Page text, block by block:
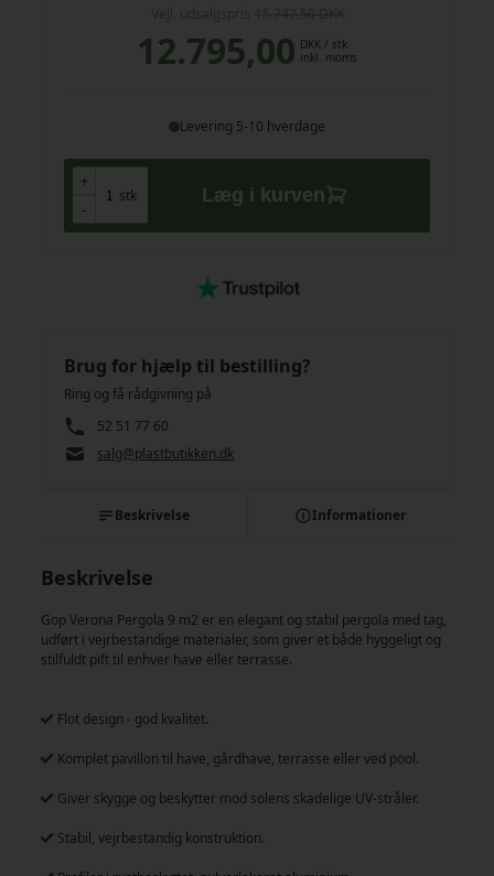
12.795,00 DKK / stk
inkl. moms
Levering 5-10 hverdage
+
-
stk
+
-
Læg i kurven
Brug for hjælp til bestilling?
Ring og få rådgivning på
52 51 77 60
salg@plastbutikken.dk
Beskrivelse Informationer
Beskrivelse
Gop Verona Pergola 9 m2 er en elegant og stabil pergola med tag,
udført i vejrbestandige materialer, som giver et både hyggeligt og
stilfuldt pift til enhver have eller terrasse.
Flot design - god kvalitet.
Komplet pavillon til have, gårdhave, terrasse eller ved pool.
Giver skygge og beskytter mod solens skadelige UV-stråler.
Stabil, vejrbestandig konstruktion.